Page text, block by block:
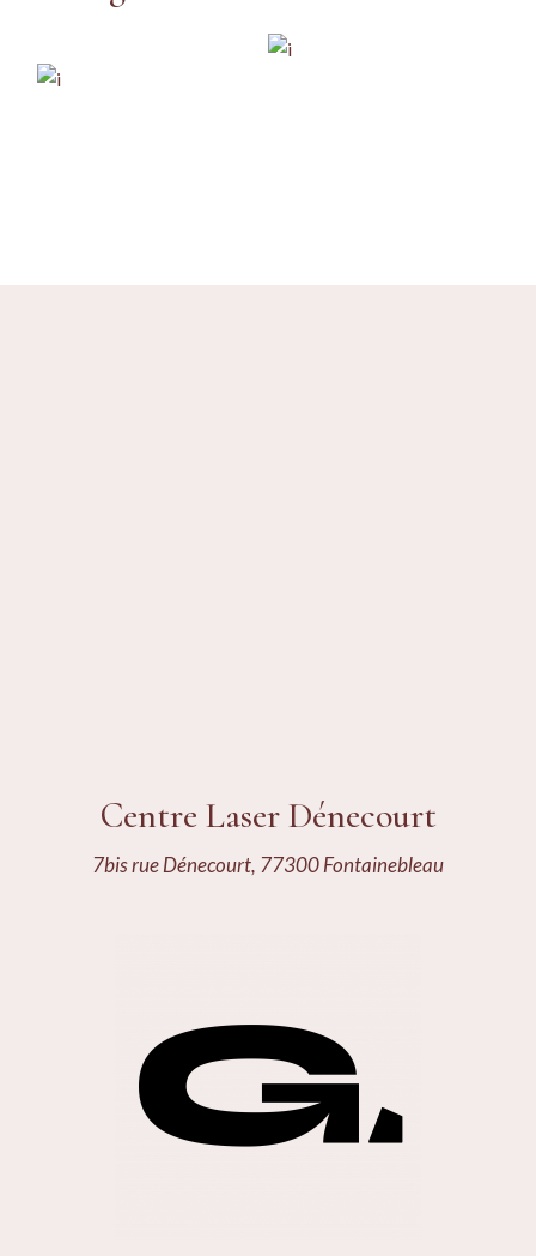
Centre Laser Dénecourt
7bis rue Dénecourt, 77300 Fontainebleau